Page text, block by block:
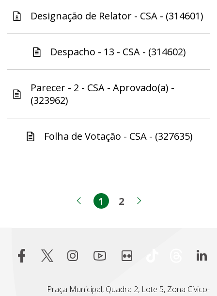
Designação de Relator - CSA - (314601)
Despacho - 13 - CSA - (314602)
Parecer - 2 - CSA - Aprovado(a) -
(323962)
Folha de Votação - CSA - (327635)
Página anterior
Página
1 Página
2
Praça Municipal, Quadra 2, Lote 5, Zona Cívico-